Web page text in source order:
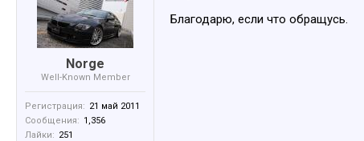
Norge
Well-Known Member
Регистрация: 21 май 2011
Сообщения: 1,356
Лайки: 251
Благодарю, если что обращусь.